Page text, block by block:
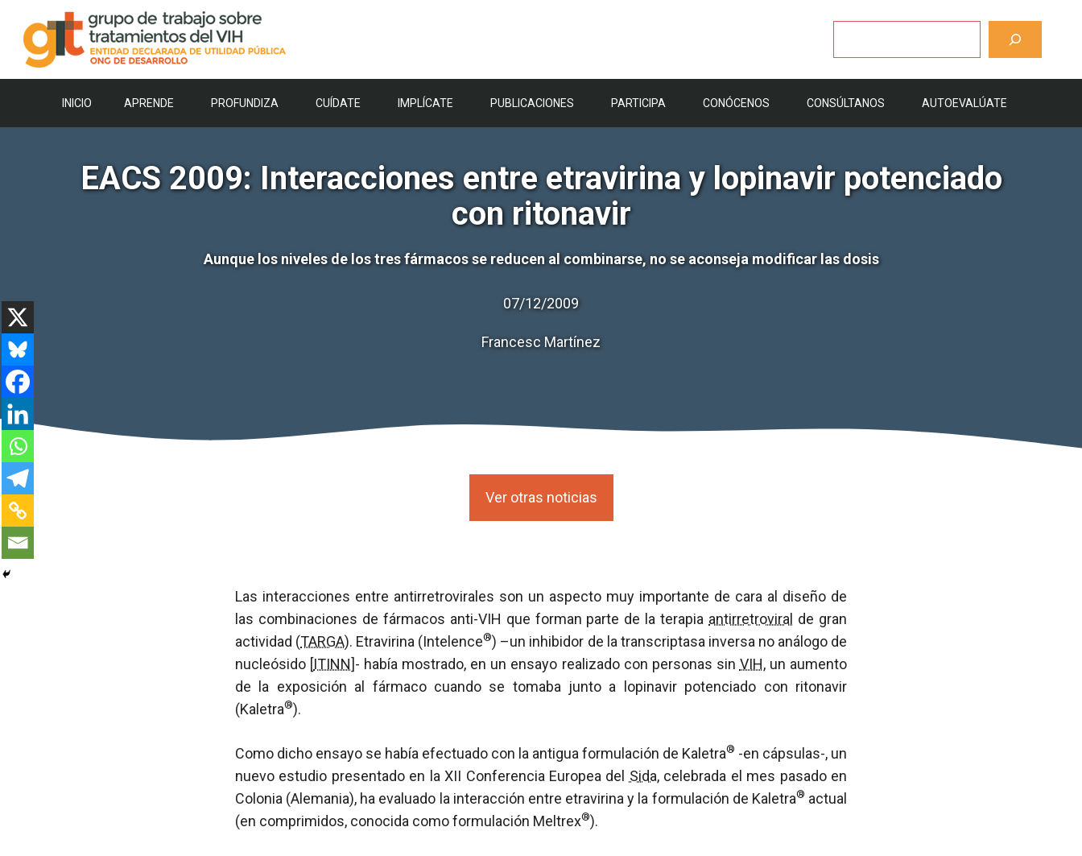
contenido
INICIO APRENDE PROFUNDIZA CUÍDATE IMPLÍCATE PUBLICACIONES PARTICIPA CONÓCENOS CONSÚLTANOS AUTOEVALÚATE
EACS 2009: Interacciones entre etravirina y lopinavir potenciado
con ritonavir
Aunque los niveles de los tres fármacos se reducen al combinarse, no se aconseja modificar las dosis
07/12/2009
Francesc Martínez
Ver otras noticias
Las interacciones entre antirretrovirales son un aspecto muy importante de cara al diseño de
las combinaciones de fármacos anti-VIH que forman parte de la terapia antirretroviral de gran
actividad (TARGA). Etravirina (Intelence®) –un inhibidor de la transcriptasa inversa no análogo de
nucleósido [ITINN]- había mostrado, en un ensayo realizado con personas sin VIH, un aumento
de la exposición al fármaco cuando se tomaba junto a lopinavir potenciado con ritonavir
(Kaletra®).
Como dicho ensayo se había efectuado con la antigua formulación de Kaletra® -en cápsulas-, un
nuevo estudio presentado en la XII Conferencia Europea del Sida, celebrada el mes pasado en
Colonia (Alemania), ha evaluado la interacción entre etravirina y la formulación de Kaletra® actual
(en comprimidos, conocida como formulación Meltrex®).